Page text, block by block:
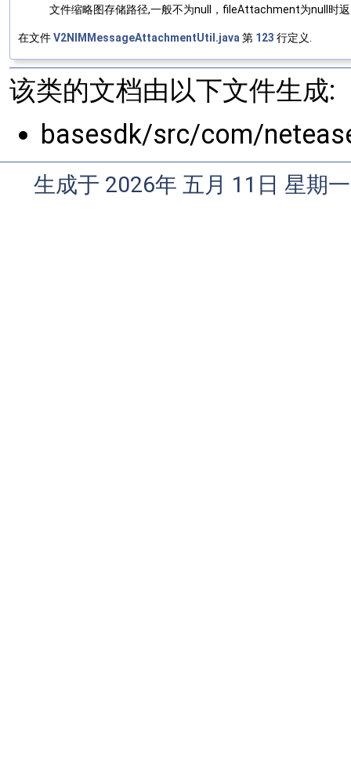
文件缩略图存储路径,一般不为null，fileAttachment为null时
在文件V2NIMMessageAttachmentUtil.java第 123 行定义.
该类的文档由以下文件生成:
basesdk/src/com/
生成于 2026年 五月 11日 星期